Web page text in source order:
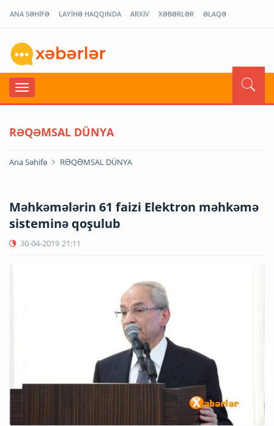
ANA SƏHİFƏ LAYİHƏ HAQQINDA ARXİV XƏBƏRLƏR ƏLAQƏ
RƏQƏMSAL DÜNYA
Ana Səhifə RƏQƏMSAL DÜNYA
Məhkəmələrin 61 faizi Elektron məhkəmə
sisteminə qoşulub
30-04-2019 21:11